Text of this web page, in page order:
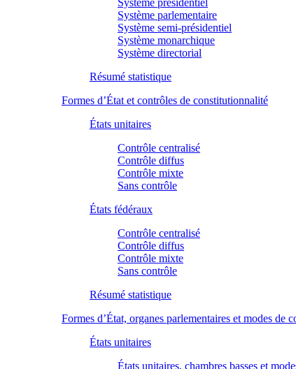
Système parlementaire
Système semi-présidentiel
Système monarchique
Système directorial
Résumé statistique
Formes d’État et contrôles de constitutionnalité
États unitaires
Contrôle centralisé
Contrôle diffus
Contrôle mixte
Sans contrôle
États fédéraux
Contrôle centralisé
Contrôle diffus
Contrôle mixte
Sans contrôle
Résumé statistique
Formes d’État, organes parlementaires et modes de
États unitaires
États unitaires, chambres basses et